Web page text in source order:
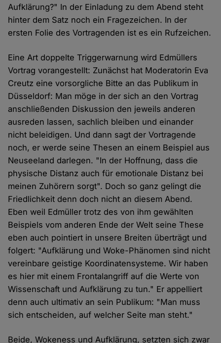
Aufklärung?" In der Einladung zu dem Abend steht
hinter dem Satz noch ein Fragezeichen. In der
ersten Folie des Vortragenden ist es ein Rufzeichen.
Eine Art doppelte Triggerwarnung wird Edmüllers
Vortrag vorangestellt: Zunächst hat Moderatorin Eva
Creutz eine vorsorgliche Bitte an das Publikum in
Düsseldorf: Man möge in der sich an den Vortrag
anschließenden Diskussion den jeweils anderen
ausreden lassen, sachlich bleiben und einander
nicht beleidigen. Und dann sagt der Vortragende
noch, er werde seine Thesen an einem Beispiel aus
Neuseeland darlegen. "In der Hoffnung, dass die
physische Distanz auch für emotionale Distanz bei
meinen Zuhörern sorgt". Doch so ganz gelingt die
Friedlichkeit denn doch nicht an diesem Abend.
Eben weil Edmüller trotz des von ihm gewählten
Beispiels vom anderen Ende der Welt seine These
eben auch pointiert in unsere Breiten überträgt und
folgert: "Aufklärung und Woke-Phänomen sind nicht
vereinbare geistige Koordinatensysteme. Wir haben
es hier mit einem Frontalangriff auf die Werte von
Wissenschaft und Aufklärung zu tun." Er appelliert
denn auch ultimativ an sein Publikum: "Man muss
sich entscheiden, auf welcher Seite man steht."
Beide, Wokeness und Aufklärung, setzten sich zwar